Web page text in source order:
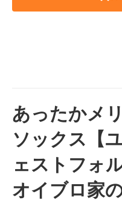
あったかメ
ソックス【
ェストフォ
オイブロ家